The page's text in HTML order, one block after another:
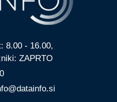
8.00 - 16.00,
ZAPRTO